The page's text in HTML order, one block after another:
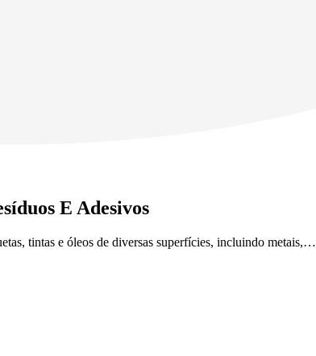
E Adesivos
tintas e óleos de diversas superfícies, incluindo metais,…